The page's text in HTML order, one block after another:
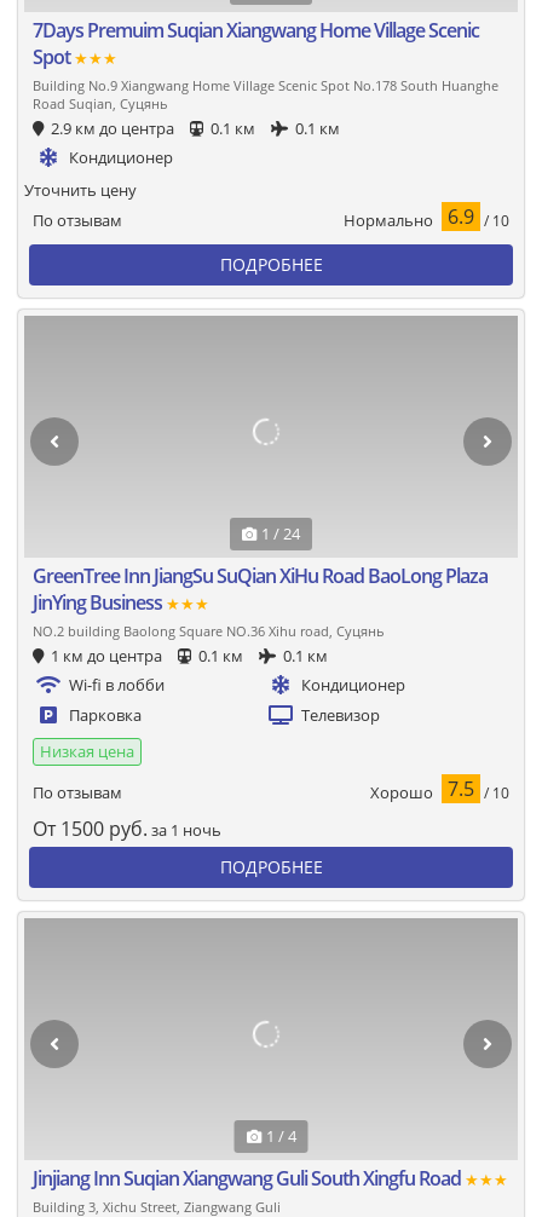
7Days Premuim Suqian Xiangwang Home Village Scenic
Spot★★★
Building No.9 Xiangwang Home Village Scenic Spot No.178 South Huanghe
Road Suqian, Суцянь
2.9 км до центра 0.1 км
0.1 км
Кондиционер
По отзывам Нормально 6.9 / 10
Уточнить цену
ПОДРОБНЕЕ
1 / 24
GreenTree Inn JiangSu SuQian XiHu Road BaoLong Plaza
JinYing Business ★★★
NO.2 building Baolong Square NO.36 Xihu road, Суцянь
1 км до центра 0.1 км
0.1 км
Wi-fi в лобби
Кондиционер
Парковка
Телевизор
Низкая цена
По отзывам
Хорошо 7.5 / 10
От 1500 руб. за 1 ночь
ПОДРОБНЕЕ
1 / 4
Jinjiang Inn Suqian Xiangwang Guli South Xingfu Road ★★★
Building 3, Xichu Street, Ziangwang Guli